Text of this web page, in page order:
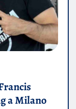
a Milano